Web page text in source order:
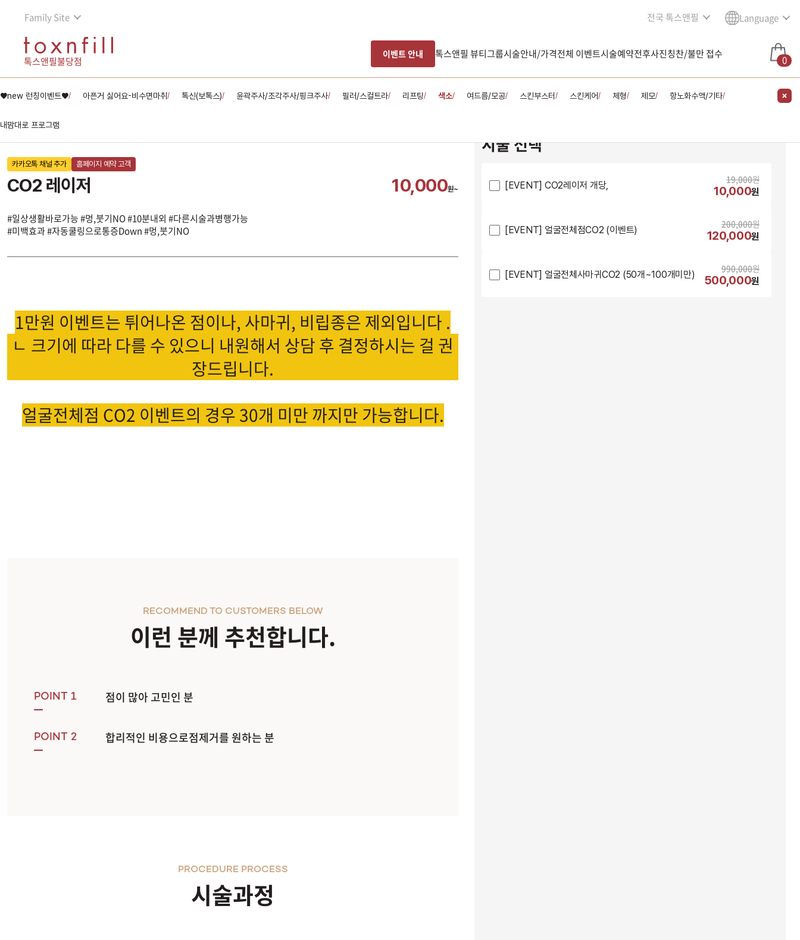
Family Site 전국 톡스앤필 Language
톡스앤필불당점
이벤트 안내 톡스앤필 뷰티그룹시술안내/가격전체 이벤트시술예약전후사진칭찬/불만 접수 0
♥new 런칭이벤트♥/ 아픈거 싫어요-비수면마취/ 톡신(보톡스)/ 윤곽주사/조각주사/핑크주사/ 필러/스컬트라/ 리프팅/ 색소/ 여드름/모공/ 스킨부스터/ 스킨케어/ 체형/ 제모/ 항노화수액/기타/
내맘대로 프로그램
카카오톡 채널 추가 홈페이지 예약 고객
CO2 레이저 10,000원~
#일상생활바로가능 #멍,붓기NO #10분내외 #다른시술과병행가능
#미백효과 #자동쿨링으로통증Down #멍,붓기NO
시술 선택
[EVENT] CO2레이저 개당, 19,000원
10,000원
[EVENT] 얼굴전체점CO2 (이벤트) 200,000원
120,000원
[EVENT] 얼굴전체사마귀CO2 (50개~100개미만) 990,000원
500,000원
시술내용
1만원 이벤트는 튀어나온 점이나, 사마귀, 비립종은 제외입니다 .
ㄴ 크기에 따라 다를 수 있으니 내원해서 상담 후 결정하시는 걸 권
장드립니다.
얼굴전체점 CO2 이벤트의 경우 30개 미만 까지만 가능합니다.
이런 분께 추천합니다.
RECOMMEND TO CUSTOMERS BELOW
POINT 1 점이 많아 고민인 분
POINT 2 합리적인 비용으로점제거를 원하는 분
시술과정
PROCEDURE PROCESS